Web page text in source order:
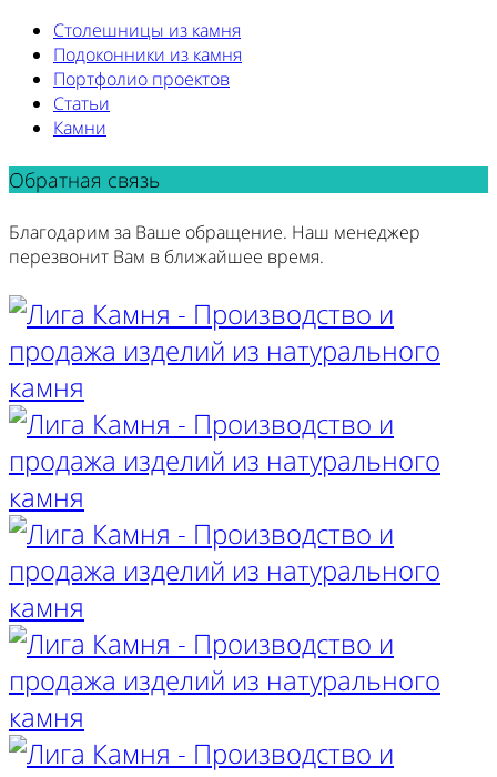
Столешницы из камня
Подоконники из камня
Портфолио проектов
Статьи
Камни
Обратная связь
Благодарим за Ваше обращение. Наш менеджер
перезвонит Вам в ближайшее время.